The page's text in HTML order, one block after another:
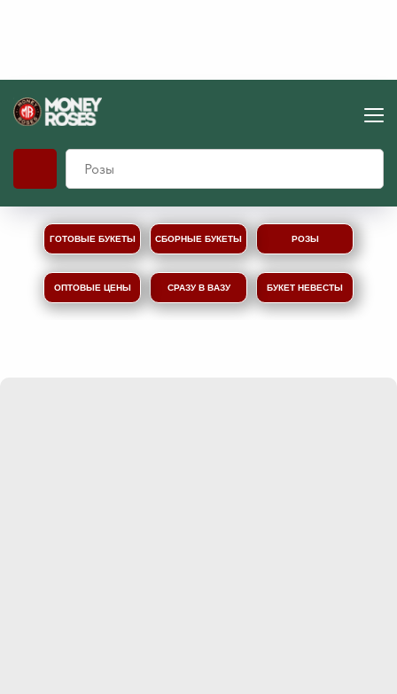
РОЗЫ
БУКЕТ НЕВЕСТЫ
ГОТОВЫЕ БУКЕТЫ СБОРНЫЕ БУКЕТЫ
СРАЗУ В ВАЗУ
ОПТОВЫЕ ЦЕНЫ